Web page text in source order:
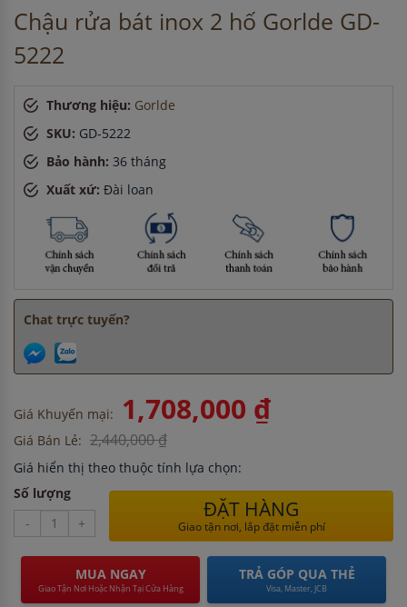
Anh Nam
-ở Quảng Ninh đã đặt máy hút mùi cách đây 1
giờ
Chị Tuyết
Anh Quang-ở Quảng Ninh đã đặt máy hút mùi cách đây 2
giờ
Chị Hương
- ở Hà Nội đã đặt máy rửa bát cách đây 1 giờ
Anh Nam
ở Quảng Ninh đã đặt máy hút mùi cách đây 1
giờ
Chị Tuyết
ở Bình Dương đã mua chậu vòi rửa bát cách đây
45 phút
Chậu rửa bát inox 2 hố Gorlde GD-
5222
Thương hiệu: Gorlde
SKU: GD-5222
Bảo hành: 36 tháng
Xuất xứ: Đài loan
Chat trực tuyến?
Giá Khuyến mại: 1,708,000 ₫
Giá Bán Lẻ: 2,440,000 ₫
Giá hiển thị theo thuộc tính lựa chọn:
Số lượng
-
+
ĐẶT HÀNG
Giao tận nơi, lắp đặt miễn phí
MUA NGAY
Giao Tận Nơi Hoặc Nhận Tại Cửa Hàng
TRẢ GÓP QUA THẺ
Visa, Master, JCB